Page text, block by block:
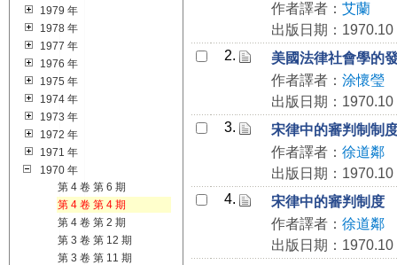
1979 年
1978 年
1977 年
1976 年
1975 年
1974 年
1973 年
1972 年
1971 年
1970 年
第 4 卷 第 6 期
第 4 卷 第 4 期
第 4 卷 第 2 期
第 3 卷 第 12 期
第 3 卷 第 11 期
作者譯者： 艾蘭
出版日期：1970.10
2.
美國法律社會學的
作者譯者： 涂懷瑩
出版日期：1970.10
3.
宋律中的審判制制
作者譯者： 徐道鄰
出版日期：1970.10
4.
宋律中的審判制度
作者譯者： 徐道鄰
出版日期：1970.10